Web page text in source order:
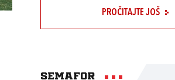
PROČITAJTE JOŠ
Semafor